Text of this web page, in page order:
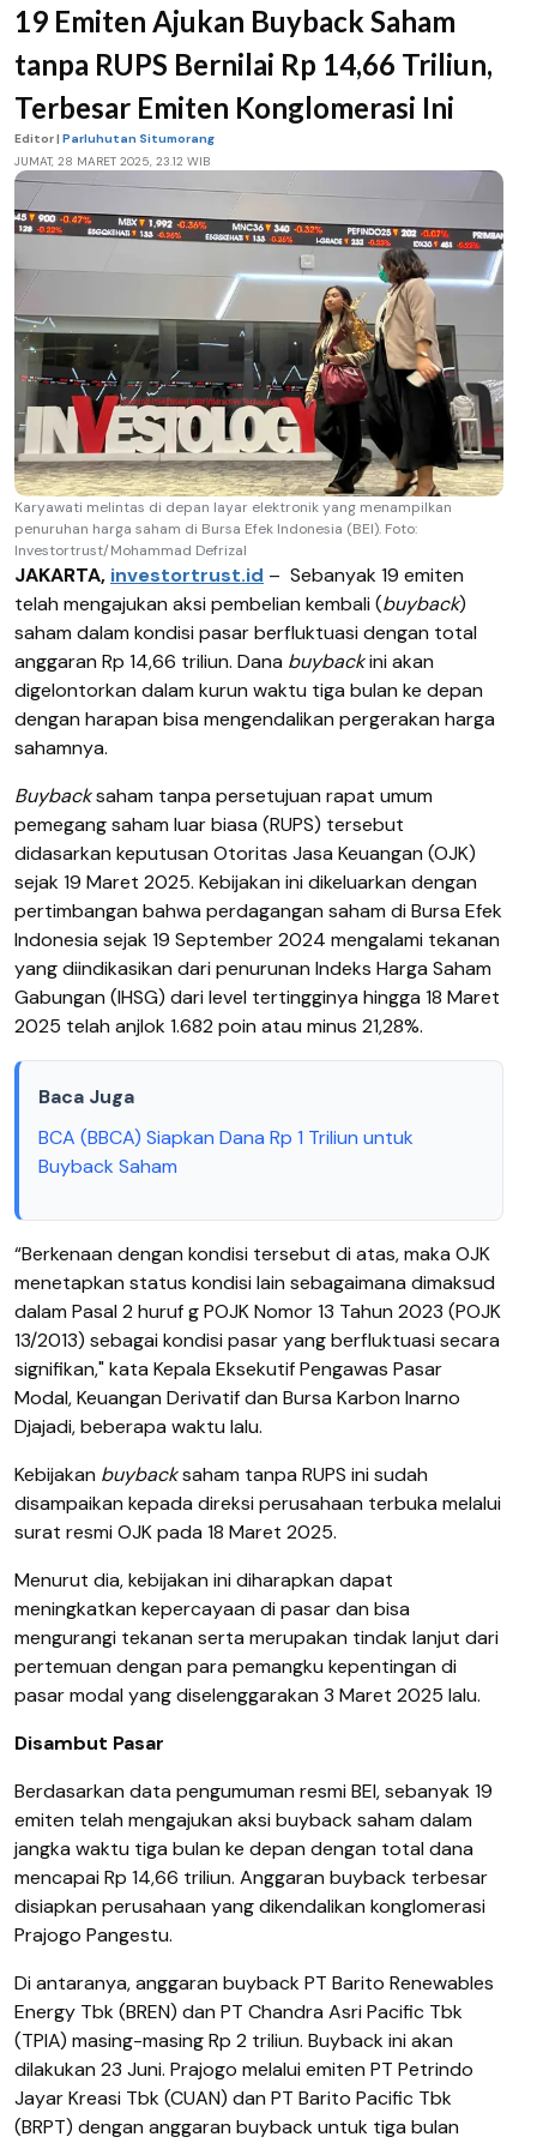
19 Emiten Ajukan Buyback Saham
tanpa RUPS Bernilai Rp 14,66 Triliun,
Terbesar Emiten Konglomerasi Ini
Editor | Parluhutan Situmorang
JUMAT, 28 MARET 2025, 23.12 WIB
Karyawati melintas di depan layar elektronik yang menampilkan
penuruhan harga saham di Bursa Efek Indonesia (BEI). Foto:
Investortrust/Mohammad Defrizal
JAKARTA, investortrust.id – Sebanyak 19 emiten
telah mengajukan aksi pembelian kembali (buyback)
saham dalam kondisi pasar berfluktuasi dengan total
anggaran Rp 14,66 triliun. Dana buybackini akan
digelontorkan dalam kurun waktu tiga bulan ke depan
dengan harapan bisa mengendalikan pergerakan harga
sahamnya.
Buybacksaham tanpa persetujuan rapat umum
pemegang saham luar biasa (RUPS) tersebut
didasarkan keputusan Otoritas Jasa Keuangan (OJK)
sejak 19 Maret 2025. Kebijakan ini dikeluarkan dengan
pertimbangan bahwa perdagangan saham di Bursa Efek
Indonesia sejak 19 September 2024 mengalami tekanan
yang diindikasikan dari penurunan Indeks Harga Saham
Gabungan (IHSG) dari level tertingginya hingga 18 Maret
2025 telah anjlok 1.682 poin atau minus 21,28%.
Baca Juga
BCA (BBCA) Siapkan Dana Rp 1 Triliun untuk
Buyback Saham
“Berkenaan dengan kondisi tersebut di atas, maka OJK
menetapkan status kondisi lain sebagaimana dimaksud
dalam Pasal 2 huruf g POJK Nomor 13 Tahun 2023 (POJK
13/2013) sebagai kondisi pasar yang berfluktuasi secara
signifikan," kata Kepala Eksekutif Pengawas Pasar
Modal, Keuangan Derivatif dan Bursa Karbon Inarno
Djajadi, beberapa waktu lalu.
Kebijakan buybacksaham tanpa RUPS ini sudah
disampaikan kepada direksi perusahaan terbuka melalui
surat resmi OJK pada 18 Maret 2025.
Menurut dia, kebijakan ini diharapkan dapat
meningkatkan kepercayaan di pasar dan bisa
mengurangi tekanan serta merupakan tindak lanjut dari
pertemuan dengan para pemangku kepentingan di
pasar modal yang diselenggarakan 3 Maret 2025 lalu.
Disambut Pasar
Berdasarkan data pengumuman resmi BEI, sebanyak 19
emiten telah mengajukan aksi buyback saham dalam
jangka waktu tiga bulan ke depan dengan total dana
mencapai Rp 14,66 triliun. Anggaran buyback terbesar
disiapkan perusahaan yang dikendalikan konglomerasi
Prajogo Pangestu.
Di antaranya, anggaran buyback PT Barito Renewables
Energy Tbk (BREN) dan PT Chandra Asri Pacific Tbk
(TPIA) masing-masing Rp 2 triliun. Buyback ini akan
dilakukan 23 Juni. Prajogo melalui emiten PT Petrindo
Jayar Kreasi Tbk (CUAN) dan PT Barito Pacific Tbk
(BRPT) dengan anggaran buyback untuk tiga bulan